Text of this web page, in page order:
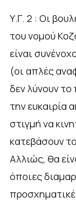
Υ.Γ. 2 : Οι
του νομού
είναι
(οι απλές
δεν λύνουν
την ευκαιρία
στιγμή να
κατεβάσουν
Αλλιώς, θα
όποιες